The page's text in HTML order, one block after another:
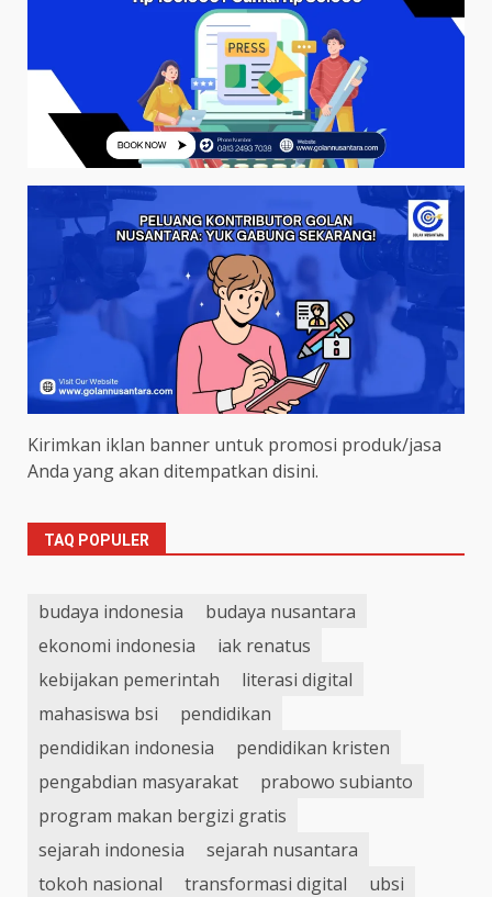
Kirimkan iklan banner untuk promosi produk/jasa
Anda yang akan ditempatkan disini.
TAQ POPULER
budaya indonesia
budaya nusantara
ekonomi indonesia
iak renatus
kebijakan pemerintah
literasi digital
mahasiswa bsi
pendidikan
pendidikan indonesia
pendidikan kristen
pengabdian masyarakat
prabowo subianto
program makan bergizi gratis
sejarah indonesia
sejarah nusantara
tokoh nasional
transformasi digital
ubsi